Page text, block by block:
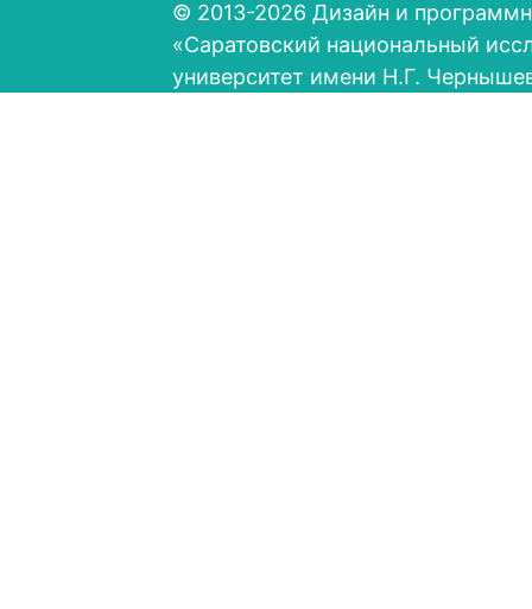
© 2013-2026 Дизайн и
«Саратовский национальный
университет имени Н.Г.